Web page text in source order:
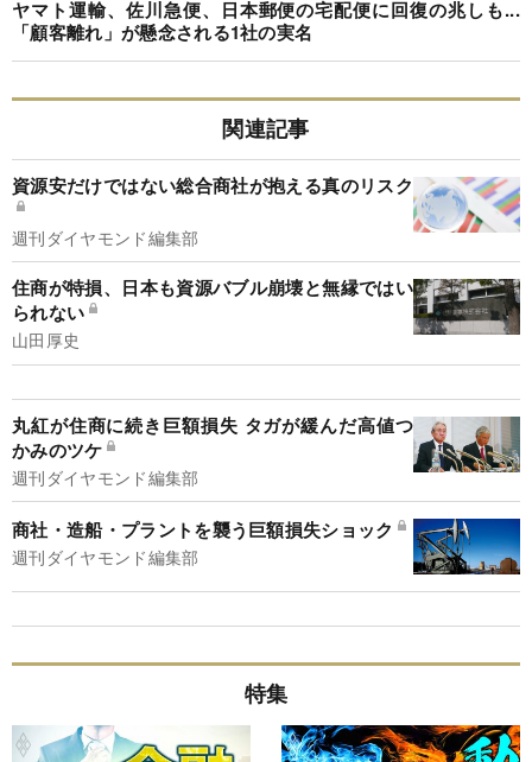
ヤマト運輸、佐川急便、日本郵便の宅配便に回復の兆しも...
「顧客離れ」が懸念される1社の実名
関連記事
資源安だけではない総合商社が抱える真のリスク
週刊ダイヤモンド編集部
住商が特損、日本も資源バブル崩壊と無縁ではい
られない
山田厚史
丸紅が住商に続き巨額損失 タガが緩んだ高値つ
かみのツケ
週刊ダイヤモンド編集部
商社・造船・プラントを襲う巨額損失ショック
週刊ダイヤモンド編集部
特集